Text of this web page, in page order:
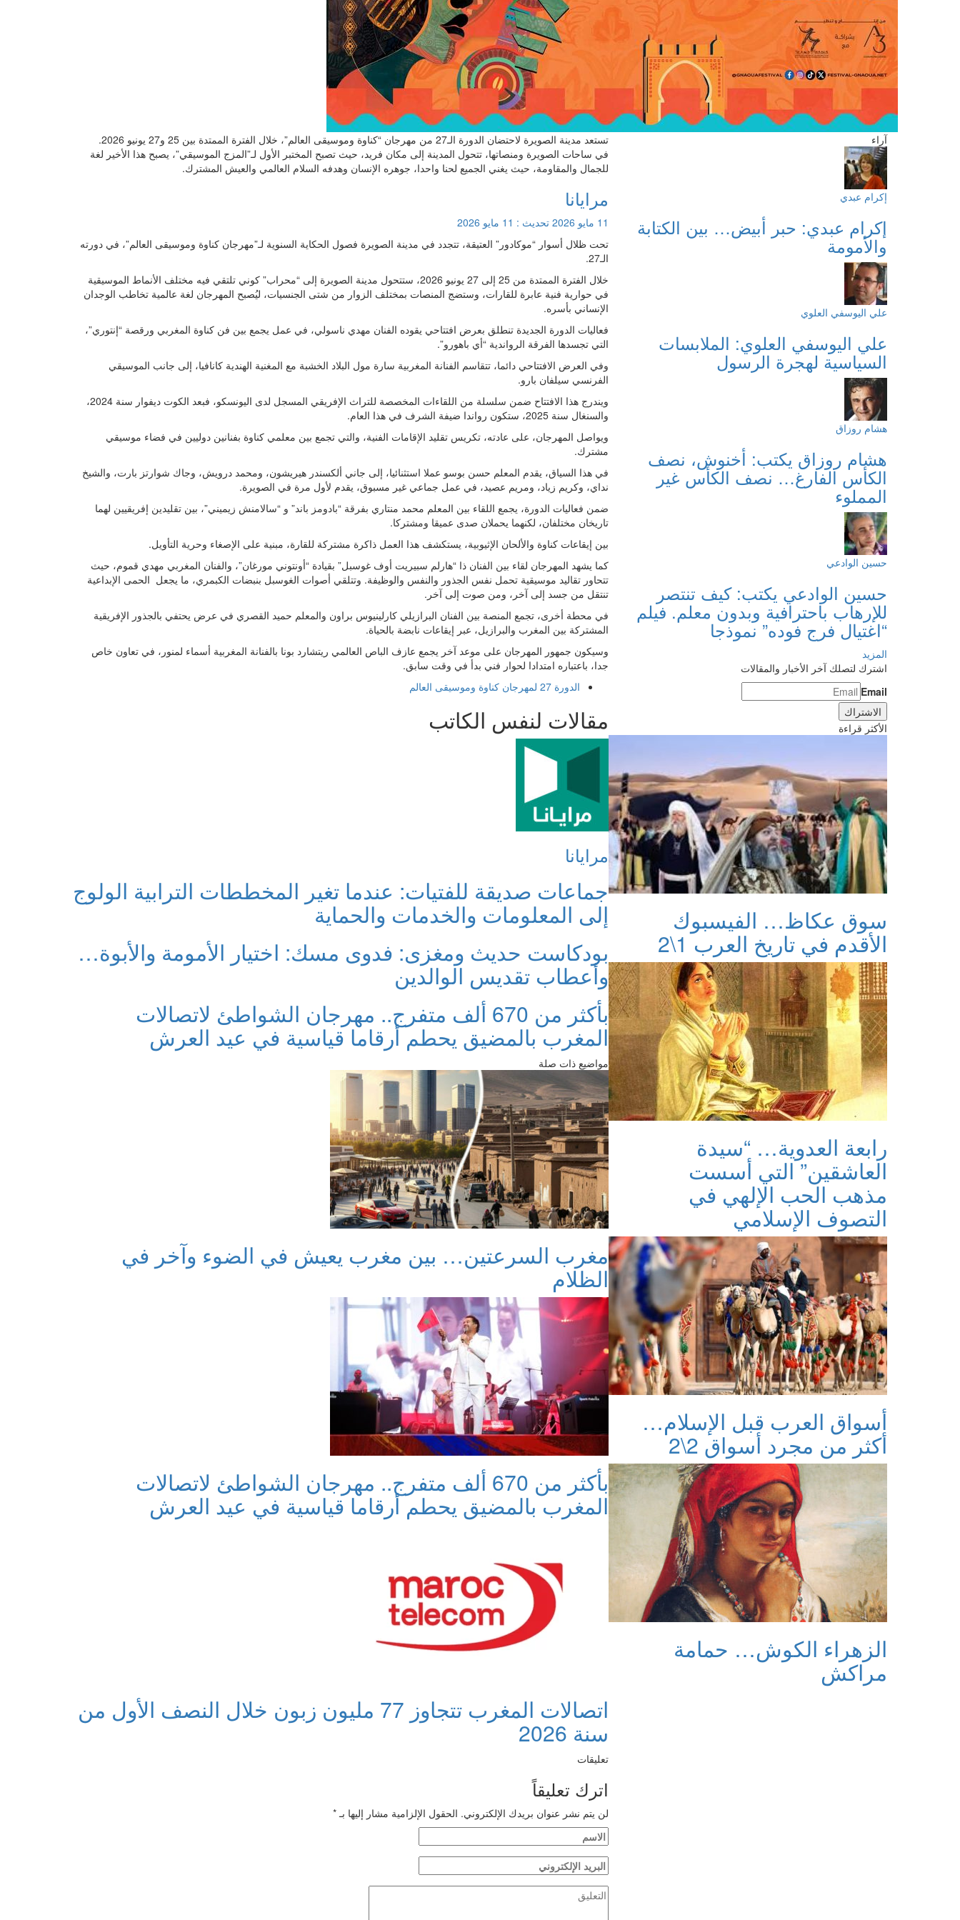
تستعد مدينة الصويرة لاحتضان الدورة الـ27 من مهرجان “كناوة وموسيقى العالم”، خلال الفترة الممتدة بين 25 و27 يونيو 2026.
في ساحات الصويرة ومنصاتها، تتحول المدينة إلى مكان فريد، حيث تصبح المختبر الأول لـ”المزج الموسيقي”، يصبح هذا الأخير لغة
للجمال والمقاومة، حيث يغني الجميع لحنا واحدا، جوهره الإنسان وهدفه السلام العالمي والعيش المشترك.
مرايانا
11 مايو 2026 تحديث : 11 مايو 2026
تحت ظلال أسوار “موكادور” العتيقة، تتجدد في مدينة الصويرة فصول الحكاية السنوية لـ”مهرجان كناوة وموسيقى العالم”، في دورته
الـ27.
خلال الفترة الممتدة من 25 إلى 27 يونيو 2026، ستتحول مدينة الصويرة إلى “محراب” كوني تلتقي فيه مختلف الأنماط الموسيقية
في حوارية فنية عابرة للقارات، وستضج المنصات بمختلف الزوار من شتى الجنسيات، ليُصبح المهرجان لغة عالمية تخاطب الوجدان
الإنساني بأسره.
فعاليات الدورة الجديدة تنطلق بعرض افتتاحي يقوده الفنان مهدي ناسولي، في عمل يجمع بين فن كناوة المغربي ورقصة “إنتوري”،
التي تجسدها الفرقة الرواندية “أي باهورو”.
وفي العرض الافتتاحي دائما، تتقاسم الفنانة المغربية سارة مول البلاد الخشبة مع المغنية الهندية كانافيا، إلى جانب الموسيقي
الفرنسي سيلفان بارو.
ويندرج هذا الافتتاح ضمن سلسلة من اللقاءات المخصصة للتراث الإفريقي المسجل لدى اليونسكو، فبعد الكوت ديفوار سنة 2024،
والسنغال سنة 2025، ستكون رواندا ضيفة الشرف في هذا العام.
ويواصل المهرجان، على عادته، تكريس تقليد الإقامات الفنية، والتي تجمع بين معلمي كناوة بفنانين دوليين في فضاء موسيقي
مشترك.
في هذا السياق، يقدم المعلم حسن بوسو عملا استثنائيا، إلى جاني ألكسندر هيريشون، ومحمد درويش، وجاك شوارتز بارت، والشيخ
نداي، وكريم زياد، ومريم عصيد، في عمل جماعي غير مسبوق، يقدم لأول مرة في الصويرة.
ضمن فعاليات الدورة، يجمع اللقاء بين المعلم محمد منتاري بفرقة “بادومز باند” و “سالامنش زيميني”، بين تقليدين إفريقيين لهما
تاريخان مختلفان، لكنهما يحملان صدى عميقا ومشتركا.
بين إيقاعات كناوة والألحان الإثيوبية، يستكشف هذا العمل ذاكرة مشتركة للقارة، مبنية على الإصغاء وحرية التأويل.
كما يشهد المهرجان لقاء بين الفنان ذا “هارلم سبيريت أوف غوسبل” بقيادة “أونتوني مورغان”، والفنان المغربي مهدي قموم، حيث
تتحاور تقاليد موسيقية تحمل نفس الجذور والنفس والوظيفة. وتتلقي أصوات الغوسبل بنبضات الكبمري، ما يجعل الحمى الإبداعية
تنتقل من جسد إلى آخر، ومن صوت إلى آخر.
في محطة أخرى، تجمع المنصة بين الفنان البرازيلي كارلينيوس براون والمعلم حميد القصري في عرض يحتفي بالجذور الإفريقية
المشتركة بين المغرب والبرازيل، عبر إيقاعات نابضة بالحياة.
وسيكون جمهور المهرجان على موعد آخر يجمع عازف الباص العالمي ريتشارد بونا بالفنانة المغربية أسماء لمنور، في تعاون خاص
جدا، باعتباره امتدادا لحوار فني بدأ في وقت سابق.
الدورة 27 لمهرجان كناوة وموسيقى العالم
مقالات لنفس الكاتب
مرايانا
جماعات صديقة للفتيات: عندما تغير المخططات الترابية الولوج
إلى المعلومات والخدمات والحماية
بودكاست حديث ومغزى: فدوى مسك: اختيار الأمومة والأبوة…
وأعطاب تقديس الوالدين
بأكثر من 670 ألف متفرج.. مهرجان الشواطئ لاتصالات
المغرب بالمضيق يحطم أرقاما قياسية في عيد العرش
مواضيع ذات صلة
مغرب السرعتين… بين مغرب يعيش في الضوء وآخر في
الظلام
بأكثر من 670 ألف متفرج.. مهرجان الشواطئ لاتصالات
المغرب بالمضيق يحطم أرقاما قياسية في عيد العرش
اتصالات المغرب تتجاوز 77 مليون زبون خلال النصف الأول من
سنة 2026
تعليقات
اترك تعليقاً
لن يتم نشر عنوان بريدك الإلكتروني. الحقول الإلزامية مشار إليها بـ*
آراء
إكرام عبدي
إكرام عبدي: حبر أبيض… بين الكتابة
والأمومة
علي اليوسفي العلوي
علي اليوسفي العلوي: الملابسات
السياسية لهجرة الرسول
هشام روزاق
هشام روزاق يكتب: أخنوش، نصف
الكأس الفارغ… نصف الكأس غير
المملوء
حسين الوادعي
حسين الوادعي يكتب: كيف تنتصر
للإرهاب باحترافية وبدون معلم. فيلم
“اغتيال فرج فوده” نموذجا
المزيد
اشترك لتصلك آخر الأخبار والمقالات
Email
الأكثر قراءة
سوق عكاظ… الفيسبوك
الأقدم في تاريخ العرب 1\2
رابعة العدوية… “سيدة
العاشقين” التي أسست
مذهب الحب الإلهي في
التصوف الإسلامي
أسواق العرب قبل الإسلام…
أكثر من مجرد أسواق 2\2
الزهراء الكوش… حمامة
مراكش